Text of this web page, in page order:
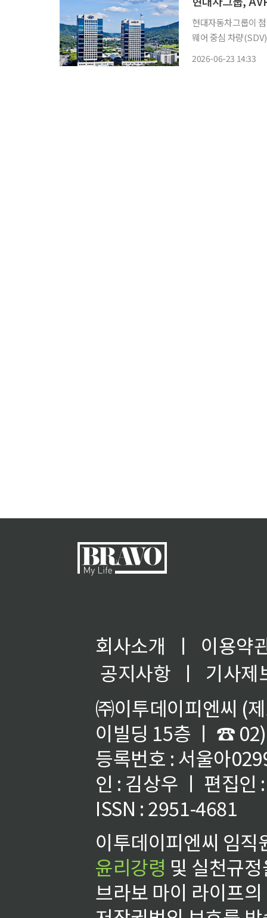
현대자동차그룹이
웨어 중심 차량(SDV) 개발 역량 강화에
2026-06-23 14:33
회사소개 ㅣ
이용약
공지사항
ㅣ
기사제
㈜이투데이피엔씨 (
이빌딩 15층 ㅣ ☎
등록번호 : 서울아
인 : 김상우 ㅣ 편집인
ISSN : 2951-4681
이투데이피엔씨 임
윤리강령 및 실천규
브라보 마이 라이프